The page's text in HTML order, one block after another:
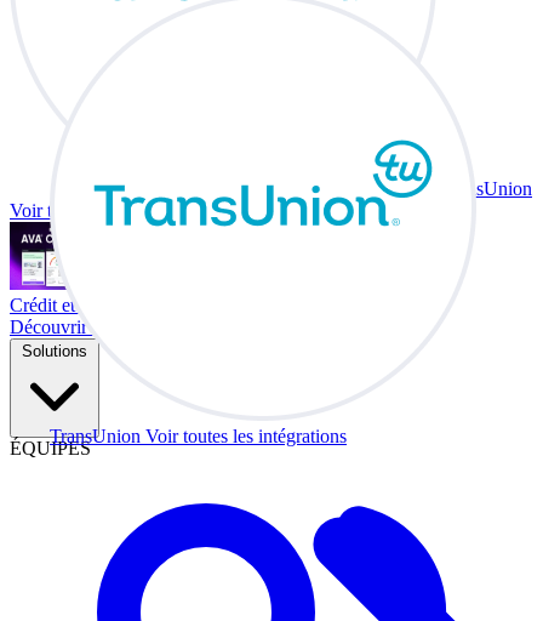
TransUnion Voir toutes les intégrations
TransUnion
Voir toutes les intégrations
Crédit et échange à votre bureau.
Découvrir Co-Driver
Solutions
ÉQUIPES